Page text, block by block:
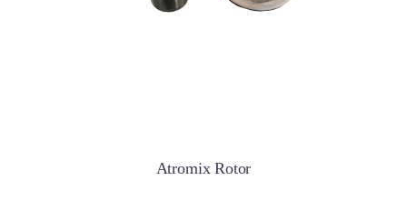
Atromix Rotor